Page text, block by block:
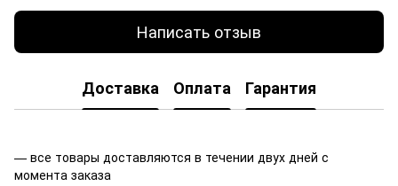
Написать отзыв
Доставка Оплата Гарантия
— все товары доставляются в течении двух дней с
момента заказа